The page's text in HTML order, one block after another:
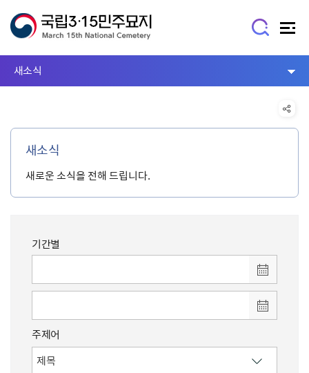
새소식
새소식
새로운 소식을 전해 드립니다.
기간별
주제어